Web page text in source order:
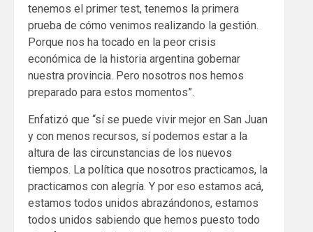
tenemos el primer test, tenemos la primera
prueba de cómo venimos realizando la gestión.
Porque nos ha tocado en la peor crisis
económica de la historia argentina gobernar
nuestra provincia. Pero nosotros nos hemos
preparado para estos momentos”.
Enfatizó que “sí se puede vivir mejor en San Juan
y con menos recursos, sí podemos estar a la
altura de las circunstancias de los nuevos
tiempos. La política que nosotros practicamos, la
practicamos con alegría. Y por eso estamos acá,
estamos todos unidos abrazándonos, estamos
todos unidos sabiendo que hemos puesto todo